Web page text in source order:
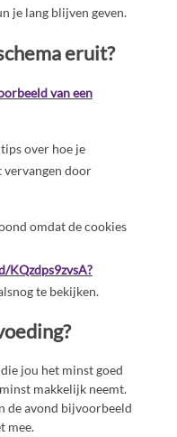
je lang blijven geven.
eruit?
van een
over hoe je
vervangen door
omdat de cookies
KQzdps9zvsA?
te bekijken.
jou het minst goed
makkelijk neemt.
de avond bijvoorbeeld
mee.